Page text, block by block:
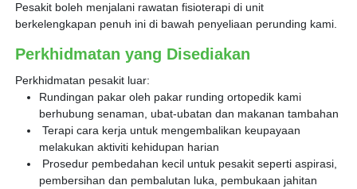
Pesakit boleh menjalani rawatan fisioterapi di unit
berkelengkapan penuh ini di bawah penyeliaan perunding kami.
Perkhidmatan yang Disediakan
Perkhidmatan pesakit luar:
Rundingan pakar oleh pakar runding ortopedik kami
berhubung senaman, ubat-ubatan dan makanan tambahan
Terapi cara kerja untuk mengembalikan keupayaan
melakukan aktiviti kehidupan harian
Prosedur pembedahan kecil untuk pesakit seperti aspirasi,
pembersihan dan pembalutan luka, pembukaan jahitan